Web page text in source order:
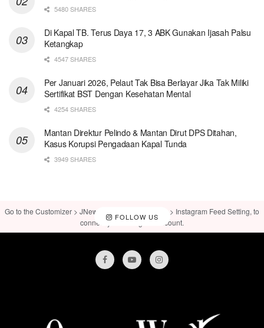
5480 SHARES
Di Kapal TB. Terus Daya 17, 3 ABK Gunakan Ijasah Palsu
Ketangkap
4547 SHARES
Per Januari 2026, Pelaut Tak Bisa Berlayar Jika Tak Miliki
Sertifikat BST Dengan Kesehatan Mental
4254 SHARES
Mantan Direktur Pelindo & Mantan Dirut DPS Ditahan,
Kasus Korupsi Pengadaan Kapal Tunda
3949 SHARES
FOLLOW US
Go to the Customizer > JNews : Social, Like & View > Instagram Feed Setting, to
connect your Instagram account.